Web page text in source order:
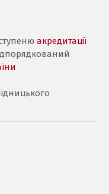
акредитації